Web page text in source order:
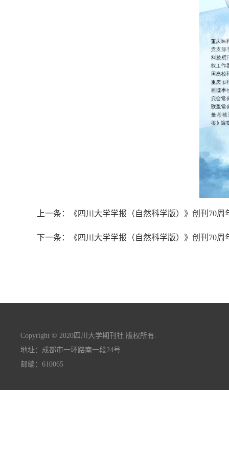
上一条：《四川大学学报（自然科学版）》创刊70
下一条：《四川大学学报（自然科学版）》创刊70
Copyright © 2020四川大学期刊社 版权所有.
地址：成都市一环路南一段24号
邮编：610065